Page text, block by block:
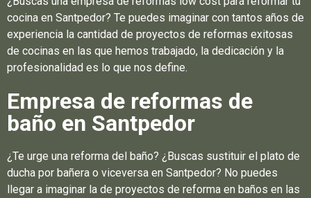
cocina en Santpedor? Te puedes imaginar con tantos años de
experiencia la cantidad de proyectos de reformas exitosas
de cocinas en las que hemos trabajado, la dedicación y la
profesionalidad es lo que nos define.
Empresa de reformas de
baño en Santpedor
¿Te urge una reforma del baño? ¿Buscas sustituir el plato de
ducha por bañera o viceversa en Santpedor? No puedes
llegar a imaginar la de proyectos de reforma en baños en las